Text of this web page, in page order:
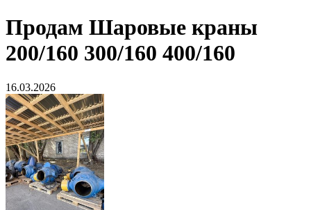
Продам Шаровые краны
200/160 300/160 400/160
16.03.2026